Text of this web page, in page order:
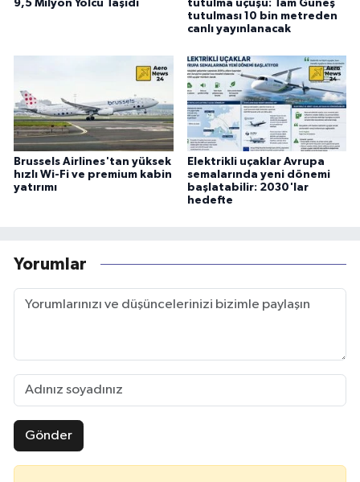
9,5 Milyon Yolcu Taşıdı
tutulma uçuşu: Tam Güneş
tutulması 10 bin metreden
canlı yayınlanacak
Brussels Airlines'tan yüksek
hızlı Wi-Fi ve premium kabin
yatırımı
Elektrikli uçaklar Avrupa
semalarında yeni dönemi
başlatabilir: 2030'lar
hedefte
Yorumlar
Gönder